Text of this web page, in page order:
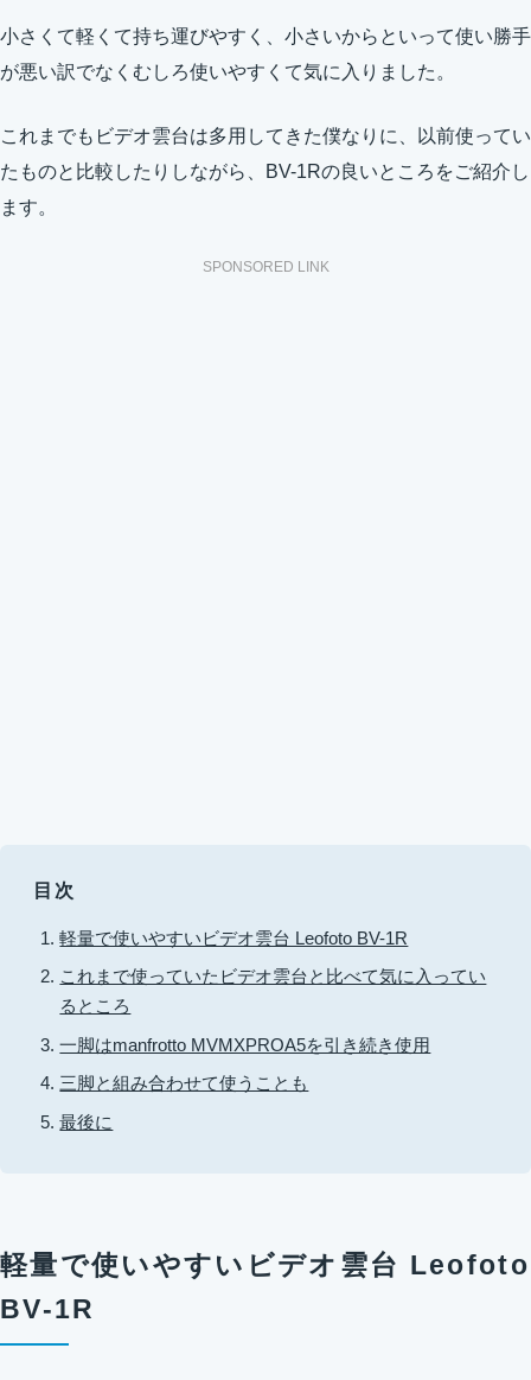
小さくて軽くて持ち運びやすく、小さいからといって使い勝手
が悪い訳でなくむしろ使いやすくて気に入りました。
これまでもビデオ雲台は多用してきた僕なりに、以前使ってい
たものと比較したりしながら、BV-1Rの良いところをご紹介し
ます。
SPONSORED LINK
目次
軽量で使いやすいビデオ雲台 Leofoto BV-1R
これまで使っていたビデオ雲台と比べて気に入ってい
るところ
一脚はmanfrotto MVMXPROA5を引き続き使用
三脚と組み合わせて使うことも
最後に
軽量で使いやすいビデオ雲台 Leofoto
BV-1R